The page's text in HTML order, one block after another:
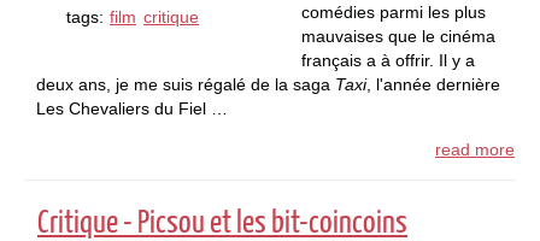
tags: film critique
comédies parmi les plus
mauvaises que le cinéma
français a à offrir. Il y a
deux ans, je me suis régalé de la saga Taxi, l'année dernière
Les Chevaliers du Fiel …
read more
Critique - Picsou et les bit-coincoins